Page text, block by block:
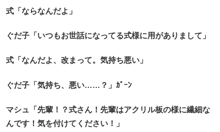
式「ならなんだよ」
ぐだ子「いつもお世話になってる式様に用がありまして」
式「なんだよ、改まって。気持ち悪い」
ぐだ子「気持ち、悪い……？」ｶﾞｰﾝ
マシュ「先輩！？式さん！先輩はアクリル板の様に繊細な
んです！気を付けてください！」